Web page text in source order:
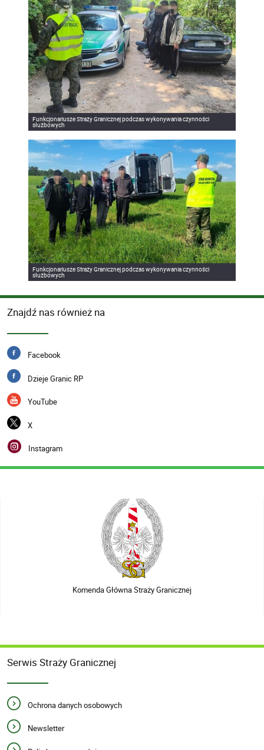
Funkcjonariusze Straży Granicznej podczas wykonywania czynności
służbowych
Funkcjonariusze Straży Granicznej podczas wykonywania czynności
służbowych
Znajdź nas również na
Facebook
Dzieje Granic RP
YouTube
X
Instagram
Komenda Główna Straży Granicznej
Serwis Straży Granicznej
Ochrona danych osobowych
Newsletter